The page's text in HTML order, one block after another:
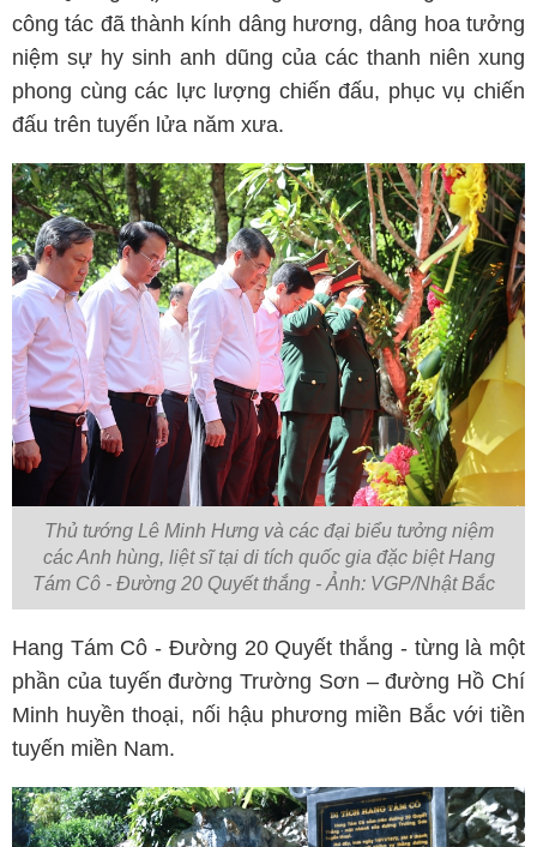
công tác đã thành kính dâng hương, dâng hoa tưởng
niệm sự hy sinh anh dũng của các thanh niên xung
phong cùng các lực lượng chiến đấu, phục vụ chiến
đấu trên tuyến lửa năm xưa.
Thủ tướng Lê Minh Hưng và các đại biểu tưởng niệm
các Anh hùng, liệt sĩ tại di tích quốc gia đặc biệt Hang
Tám Cô - Đường 20 Quyết thắng - Ảnh: VGP/Nhật Bắc
Hang Tám Cô - Đường 20 Quyết thắng - từng là một
phần của tuyến đường Trường Sơn – đường Hồ Chí
Minh huyền thoại, nối hậu phương miền Bắc với tiền
tuyến miền Nam.